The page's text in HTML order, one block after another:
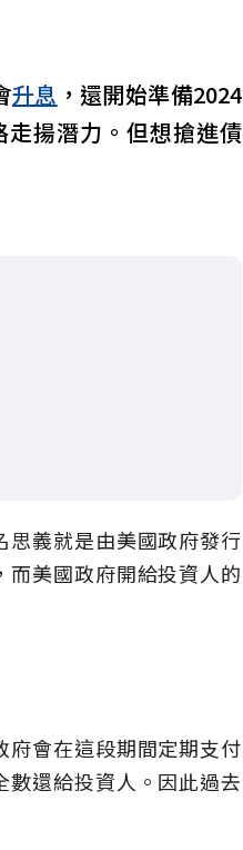
升息 ，還開始準備2024
揚潛力。但想搶進債
義就是由美國政府發行
美國政府開給投資人的
會在這段期間定期支付
還給投資人。因此過去